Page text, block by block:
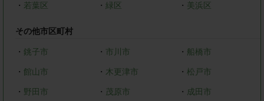
・ 若葉区 ・ 緑区 ・ 美浜区
その他市区町村
・ 銚子市 ・ 市川市 ・ 船橋市
・ 館山市 ・ 木更津市 ・松戸市
・ 野田市 ・ 茂原市 ・ 成田市